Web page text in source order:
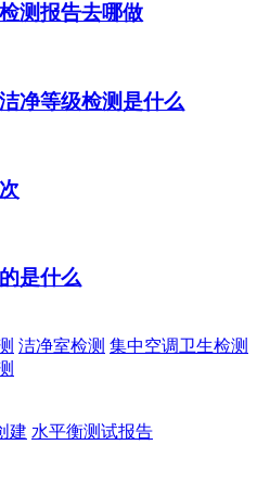
测报告去哪做
净等级检测是什么
是什么
洁净室检测 集中空调卫生检测
建 水平衡测试报告